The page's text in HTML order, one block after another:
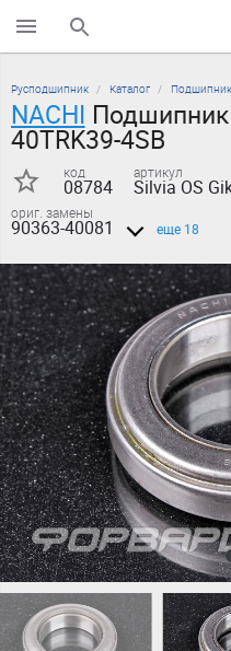
поиск по каталогу
Русподшипник Каталог
NACHI
40TRK39-4SB
код
08784
артикул
Silvia OS
ориг. замены
90363-40081 еще 18